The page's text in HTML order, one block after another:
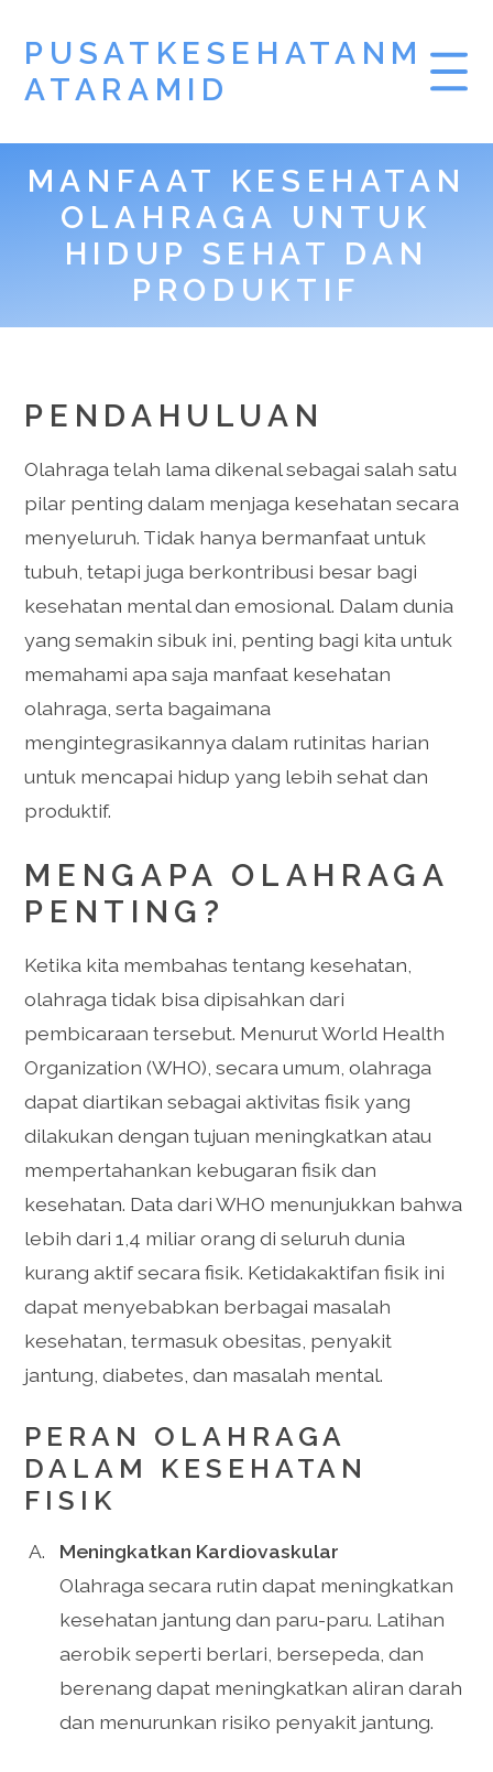
PUSATKESEHATANM
ATARAMID
MANFAAT KESEHATAN
OLAHRAGA UNTUK
HIDUP SEHAT DAN
PRODUKTIF
PENDAHULUAN
Olahraga telah lama dikenal sebagai salah satu
pilar penting dalam menjaga kesehatan secara
menyeluruh. Tidak hanya bermanfaat untuk
tubuh, tetapi juga berkontribusi besar bagi
kesehatan mental dan emosional. Dalam dunia
yang semakin sibuk ini, penting bagi kita untuk
memahami apa saja manfaat kesehatan
olahraga, serta bagaimana
mengintegrasikannya dalam rutinitas harian
untuk mencapai hidup yang lebih sehat dan
produktif.
MENGAPA OLAHRAGA
PENTING?
Ketika kita membahas tentang kesehatan,
olahraga tidak bisa dipisahkan dari
pembicaraan tersebut. Menurut World Health
Organization (WHO), secara umum, olahraga
dapat diartikan sebagai aktivitas fisik yang
dilakukan dengan tujuan meningkatkan atau
mempertahankan kebugaran fisik dan
kesehatan. Data dari WHO menunjukkan bahwa
lebih dari 1,4 miliar orang di seluruh dunia
kurang aktif secara fisik. Ketidakaktifan fisik ini
dapat menyebabkan berbagai masalah
kesehatan, termasuk obesitas, penyakit
jantung, diabetes, dan masalah mental.
PERAN OLAHRAGA
DALAM KESEHATAN
FISIK
Meningkatkan Kardiovaskular
Olahraga secara rutin dapat meningkatkan
kesehatan jantung dan paru-paru. Latihan
aerobik seperti berlari, bersepeda, dan
berenang dapat meningkatkan aliran darah
dan menurunkan risiko penyakit jantung.